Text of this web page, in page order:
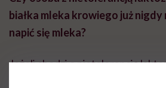
białka mleka krowiego już nigdy
napić się mleka?
Jeżeli chodzi o nietolerancję